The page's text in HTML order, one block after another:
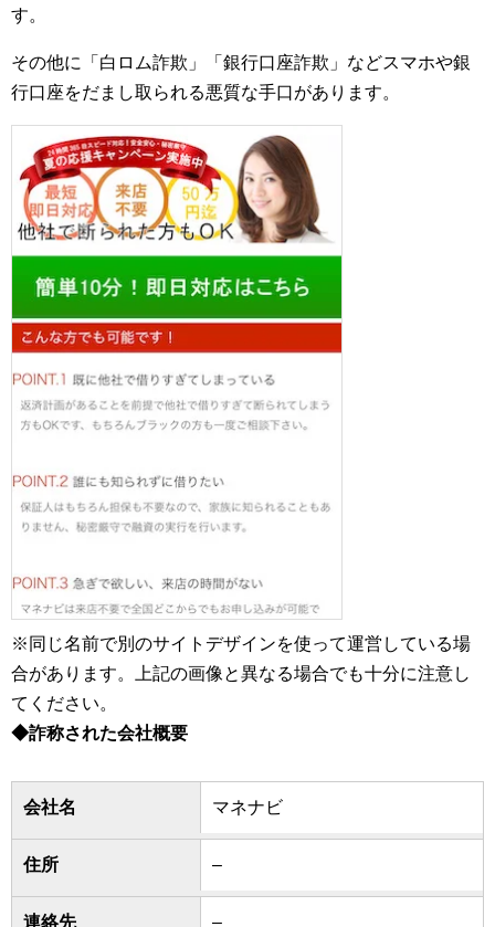
す。
その他に「白ロム詐欺」「銀行口座詐欺」などスマホや銀
行口座をだまし取られる悪質な手口があります。
※同じ名前で別のサイトデザインを使って運営している場
合があります。上記の画像と異なる場合でも十分に注意し
てください。
◆詐称された会社概要
会社名 マネナビ
住所 –
連絡先 –